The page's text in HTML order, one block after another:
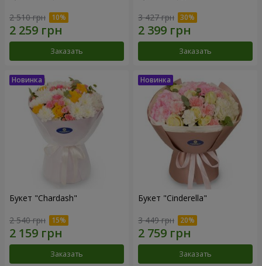
2 510 грн
Заказать
3 427 грн
Заказать
Букет "Chardash"
2 540 грн
Заказать
Букет "Cinderella"
3 449 грн
Заказать